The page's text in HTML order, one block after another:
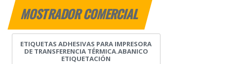
MOSTRADOR COMERCIAL
ETIQUETAS ADHESIVAS PARA IMPRESORA
DE TRANSFERENCIA TÉRMICA.ABANICO
ETIQUETACIÓN